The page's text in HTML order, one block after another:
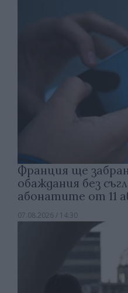
Франция ще
обаждания без
абонатите от 11
07.08.2026 / 14:30